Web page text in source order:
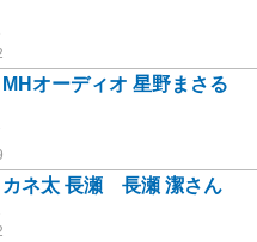
オーディオ 星野まさる
カネ太 長瀬 長瀬 潔さん